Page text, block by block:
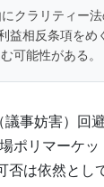
クラリティー
益相反条項をめ
可能性がある。
事妨害）回
ポリマーケ
は依然とし